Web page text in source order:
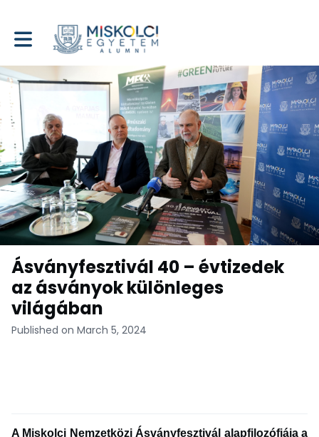
Toggle main navigation
Ásványfesztivál 40 – évtizedek
az ásványok különleges
világában
Published on March 5, 2024
A Miskolci Nemzetközi Ásványfesztivál alapfilozófiája a